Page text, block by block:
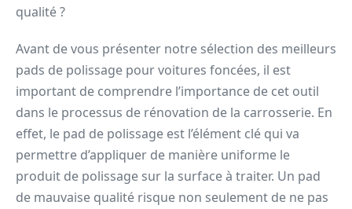
qualité ?
Avant de vous présenter notre sélection des meilleurs
pads de polissage pour voitures foncées, il est
important de comprendre l’importance de cet outil
dans le processus de rénovation de la carrosserie. En
effet, le pad de polissage est l’élément clé qui va
permettre d’appliquer de manière uniforme le
produit de polissage sur la surface à traiter. Un pad
de mauvaise qualité risque non seulement de ne pas